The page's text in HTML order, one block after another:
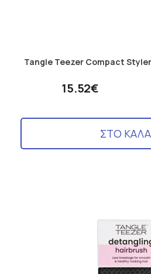
Tangle Teezer Compact
15.52€
ΣΤΟ